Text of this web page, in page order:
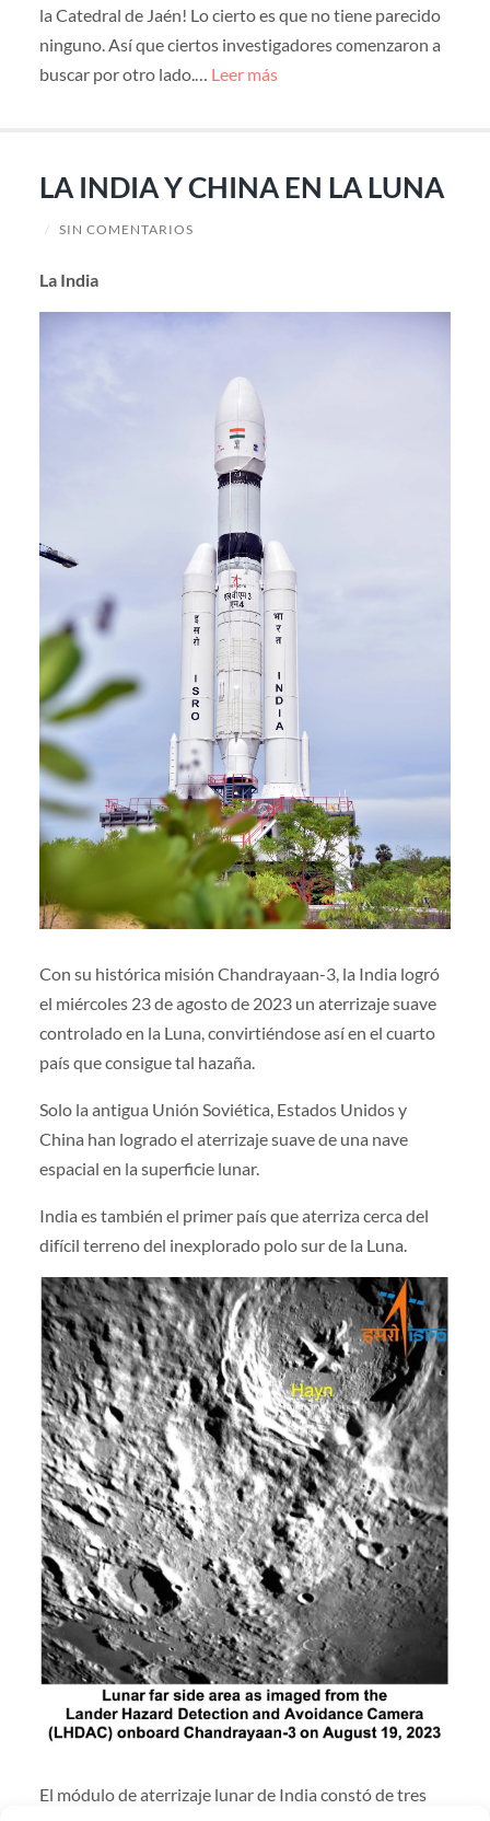
la Catedral de Jaén! Lo cierto es que no tiene parecido
ninguno. Así que ciertos investigadores comenzaron a
buscar por otro lado.… Leer más
LA INDIA Y CHINA EN LA LUNA
/ SIN COMENTARIOS
La India
Con su histórica misión Chandrayaan-3, la India logró
el miércoles 23 de agosto de 2023 un aterrizaje suave
controlado en la Luna, convirtiéndose así en el cuarto
país que consigue tal hazaña.
Solo la antigua Unión Soviética, Estados Unidos y
China han logrado el aterrizaje suave de una nave
espacial en la superficie lunar.
India es también el primer país que aterriza cerca del
difícil terreno del inexplorado polo sur de la Luna.
El módulo de aterrizaje lunar de India constó de tres